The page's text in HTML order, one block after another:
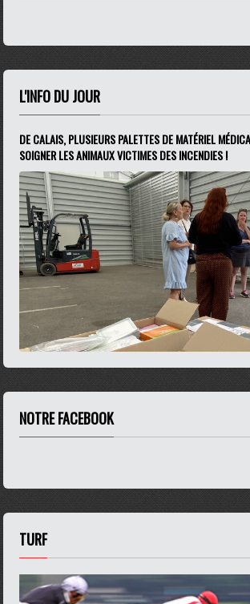
L'INFO DU JOUR
DE CALAIS, PLUSIEURS PALETTES DE MATÉRIEL
SOIGNER LES ANIMAUX VICTIMES DES INCENDIES !
NOTRE FACEBOOK
TURF